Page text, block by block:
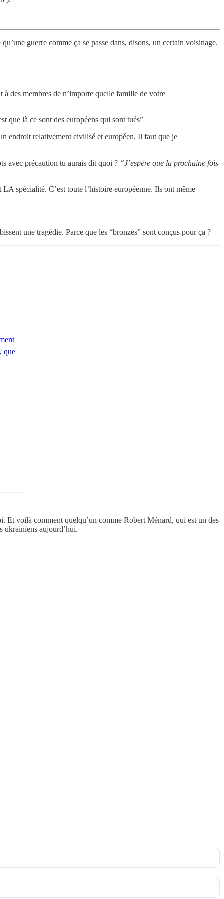
guerre comme ça se passe dans, disons, un certain voisinage.
à des membres de n’importe quelle famille de votre
que là ce sont des européens qui sont tués”
endroit relativement civilisé et européen. Il faut que je
avec précaution tu aurais dit quoi ? “J’espère que la prochaine fois
spécialité. C’est toute l’histoire européenne. Ils ont même
une tragédie. Parce que les “bronzés” sont conçus pour ça ?
que
Et voilà comment quelqu’un comme Robert Ménard, qui est un des
ukrainiens aujourd’hui.